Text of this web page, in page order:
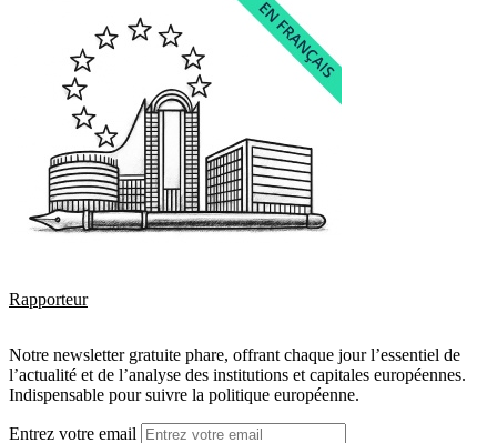
Rapporteur
Notre newsletter gratuite phare, offrant chaque jour l’essentiel de
l’actualité et de l’analyse des institutions et capitales européennes.
Indispensable pour suivre la politique européenne.
Entrez votre email